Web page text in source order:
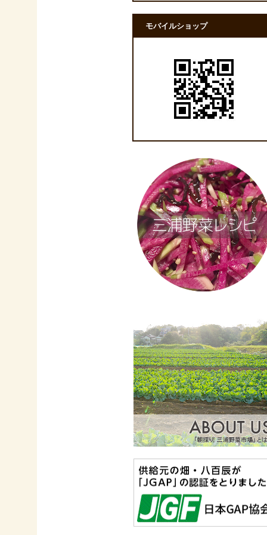
モバイルショップ